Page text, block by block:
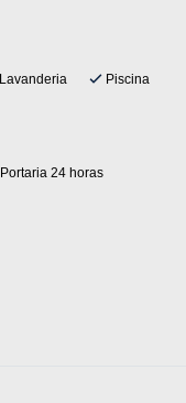
Lavanderia Piscina
Portaria 24 horas